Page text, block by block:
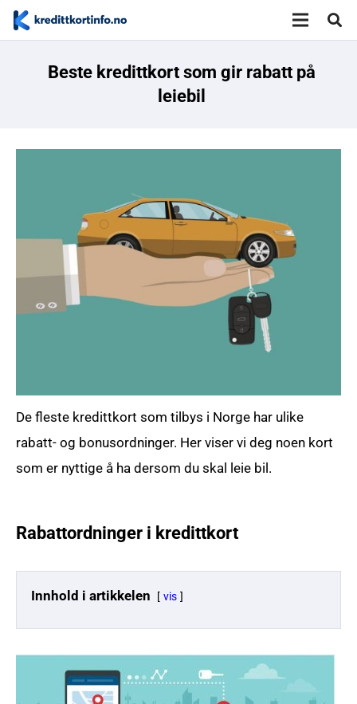
Beste kredittkort som gir rabatt på
leiebil
De fleste kredittkort som tilbys i Norge har ulike
rabatt- og bonusordninger. Her viser vi deg noen kort
som er nyttige å ha dersom du skal leie bil.
Rabattordninger i kredittkort
Innhold i artikkelen vis